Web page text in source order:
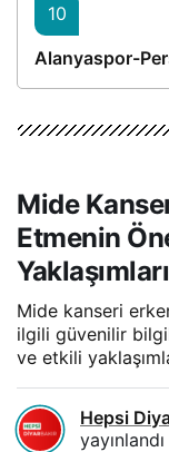
10
Alanyaspor-
Mide
Etmenin
Yaklaşımları
Mide kanseri
ilgili güvenilir
ve etkili
Hepsi
yayınlandı